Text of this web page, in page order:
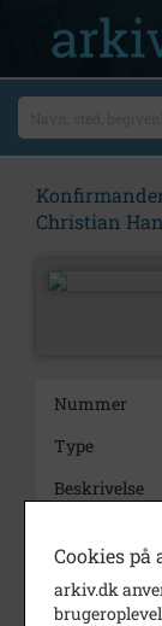
Christian
Nummer
Type
Beskrivelse
Dateringsnote
Cookies på
arkiv.dk